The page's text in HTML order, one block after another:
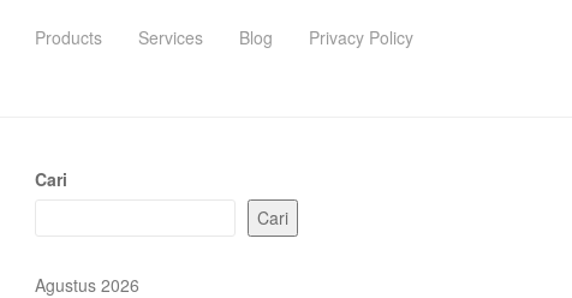
Products Services Blog Privacy Policy
Cari
Cari
Agustus 2026